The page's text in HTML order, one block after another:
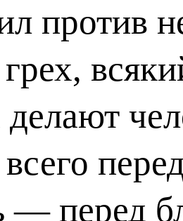
против
— перед